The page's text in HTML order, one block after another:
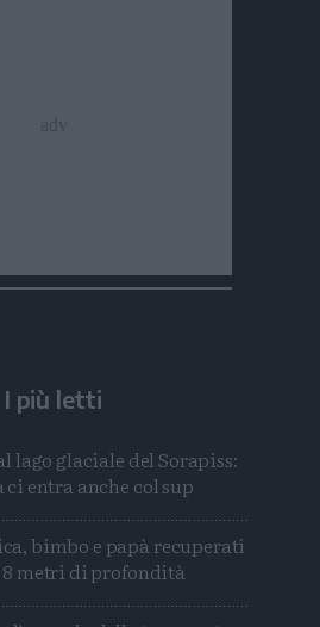
I più letti
lago glaciale del Sorapiss:
entra anche col sup
bimbo e papà recuperati
8 metri di profondità